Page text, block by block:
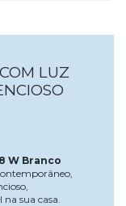
LUZ
W Branco
sua casa.